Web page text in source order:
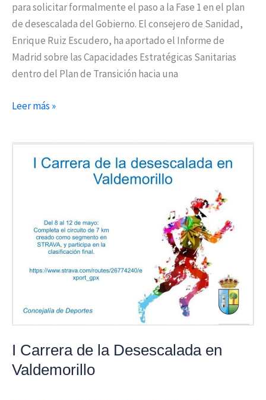
para solicitar formalmente el paso a la Fase 1 en el plan
de desescalada del Gobierno. El consejero de Sanidad,
Enrique Ruiz Escudero, ha aportado el Informe de
Madrid sobre las Capacidades Estratégicas Sanitarias
dentro del Plan de Transición hacia una
Leer más »
I Carrera de la Desescalada en
Valdemorillo
Carrera
Desescalada
Valdemorillo